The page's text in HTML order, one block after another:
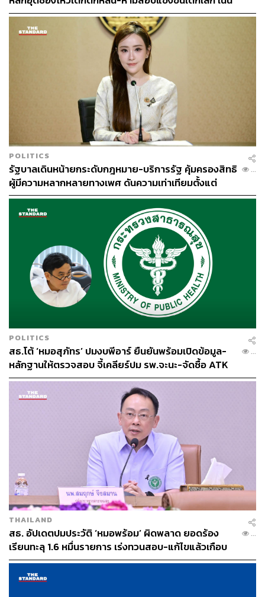
คะแนน หรือคิดเป็นร้อยละ 95 ขณะที่ระยะเวลาของการเข้า
รับบริการ ทั้งการเดินทางไป-กลับและรับบริการจะอยู่ที่ 33
รัฐบาลเศรษฐา เดินหน้า 30 บาทรักษาทุกที่ เฟส 3 เชื่อม
ข้อมูลผ่านระบบคลาวด์กลาง
ชลน่านยอมรับระบบส่งตัวมีปัญหา อยู่ในช่วงเปลี่ยนผ่า
นสิทธิ 30 บาทรักษาทุกที่
กระทรวงสาธารณสุข
30 บาทรักษาทุกโรค
สำนักงานหลักประกันสุขภาพแห่งชาติ
สปสช.
คารม พลพรกลาง
30 บาทรักษาทุกที่
LOADING...
ABOUT THE AUTHOR
THE STANDARD TEAM
กองบรรณาธิการ THE STANDARD
เรียนรู้ผ่านการเล่น
POLITICS
รัฐบาลเดินหน้ายกระดับกฎหมาย-บริการรัฐ คุ้มครองสิทธิ
ผู้มีความหลากหลายทางเพศ ดันความเท่าเทียมตั้งแต่
หลักสูตรในห้องเรียนถึงที่ทำงาน
...
POLITICS
สธ.โต้ ‘หมอสุภัทร’ ปมงบพีอาร์ ยืนยันพร้อมเปิดข้อมูล-
หลักฐานให้ตรวจสอบ จี้เคลียร์ปม รพ.จะนะ-จัดซื้อ ATK
...
THAILAND
สธ. อัปเดตปมประวัติ ‘หมอพร้อม’ ผิดพลาด ยอดร้อง
เรียนทะลุ 1.6 หมื่นรายการ เร่งทวนสอบ-แก้ไขแล้วเกือบ
30%
...